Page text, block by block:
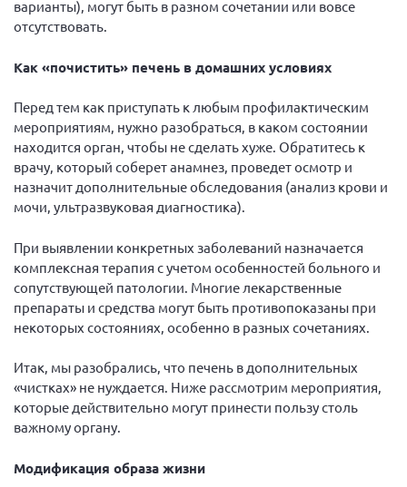
варианты), могут быть в разном сочетании или вовсе
отсутствовать.
Как «почистить» печень в домашних условиях
Перед тем как приступать к любым профилактическим
мероприятиям, нужно разобраться, в каком состоянии
находится орган, чтобы не сделать хуже. Обратитесь к
врачу, который соберет анамнез, проведет осмотр и
назначит дополнительные обследования (анализ крови и
мочи, ультразвуковая диагностика).
При выявлении конкретных заболеваний назначается
комплексная терапия с учетом особенностей больного и
сопутствующей патологии. Многие лекарственные
препараты и средства могут быть противопоказаны при
некоторых состояниях, особенно в разных сочетаниях.
Итак, мы разобрались, что печень в дополнительных
«чистках» не нуждается. Ниже рассмотрим мероприятия,
которые действительно могут принести пользу столь
важному органу.
Модификация образа жизни